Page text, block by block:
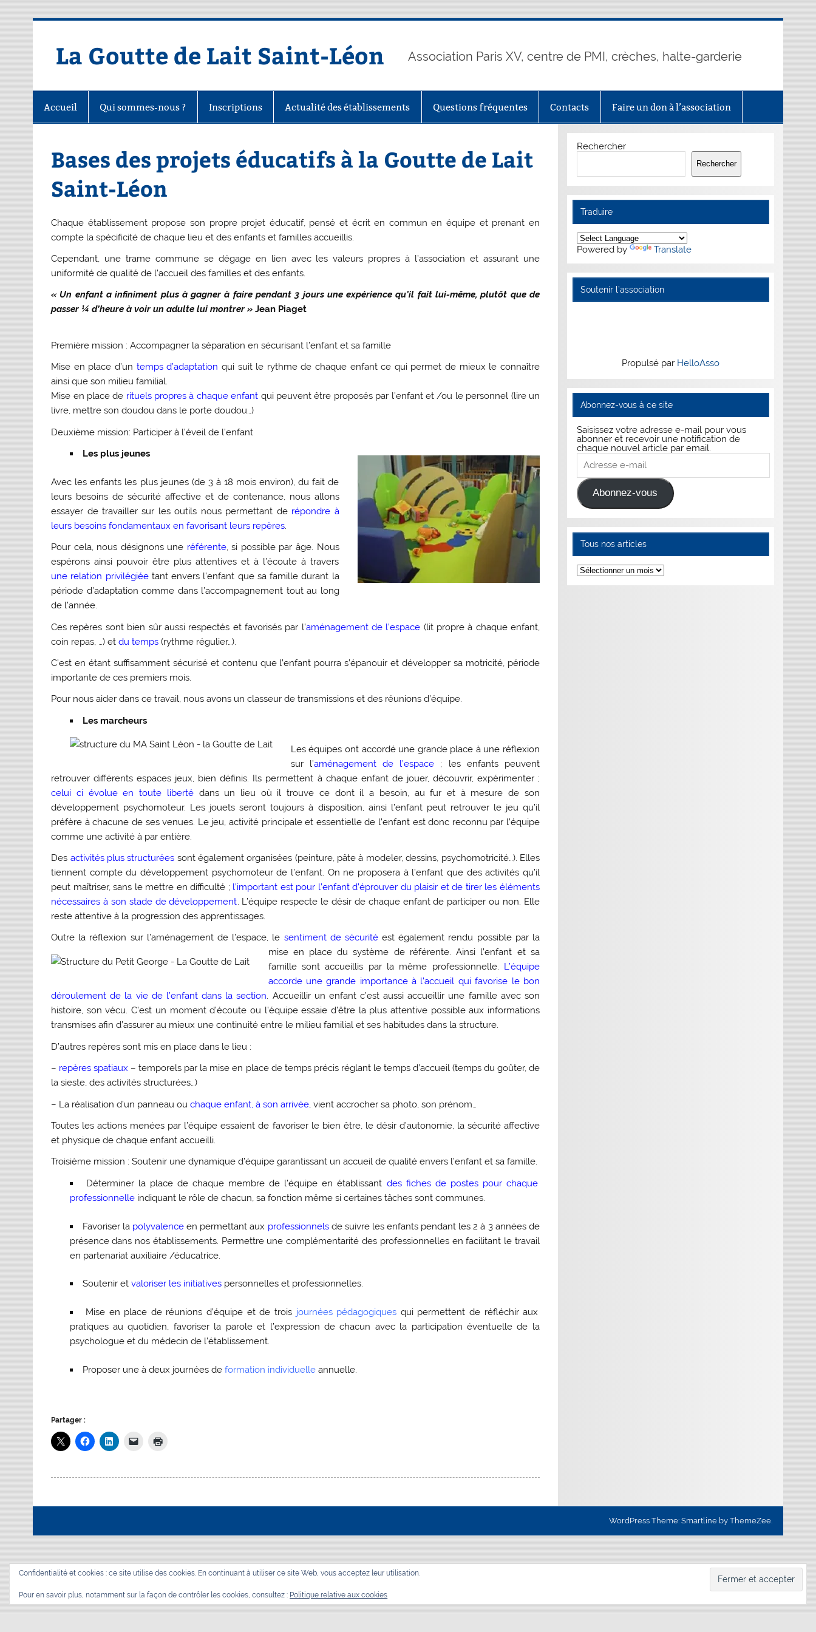
La Goutte de Lait Saint-Léon Association Paris XV, centre de PMI, crèches, halte-garderie
Accueil Qui sommes-nous ? Inscriptions Actualité des établissements Questions fréquentes Contacts Faire un don à l’association
Bases des projets éducatifs à la Goutte de Lait
Saint-Léon
Chaque établissement propose son propre projet éducatif, pensé et écrit en commun en équipe et prenant en
compte la spécificité de chaque lieu et des enfants et familles accueillis.
Cependant, une trame commune se dégage en lien avec les valeurs propres à l’association et assurant une
uniformité de qualité de l’accueil des familles et des enfants.
« Un enfant a infiniment plus à gagner à faire pendant 3 jours une expérience qu’il fait lui-même, plutôt que de
passer ¼ d’heure à voir un adulte lui montrer » Jean Piaget
Première mission :Accompagner la séparation en sécurisant l’enfant et sa famille
Mise en place d’un temps d’adaptation qui suit le rythme de chaque enfant ce qui permet de mieux le connaître
ainsi que son milieu familial.
Mise en place de rituels propres à chaque enfant qui peuvent être proposés par l’enfant et /ou le personnel (lire un
livre, mettre son doudou dans le porte doudou…)
Deuxième mission: Participer à l’éveil de l’enfant
Les plus jeunes
Avec les enfants les plus jeunes (de 3 à 18 mois environ), du fait de
leurs besoins de sécurité affective et de contenance, nous allons
essayer de travailler sur les outils nous permettant de répondre à
leurs besoins fondamentaux en favorisant leurs repères.
Pour cela, nous désignons une référente, si possible par âge. Nous
espérons ainsi pouvoir être plus attentives et à l’écoute à travers
une relation privilégiéetant envers l’enfant que sa famille durant la
période d’adaptation comme dans l’accompagnement tout au long
de l’année.
Ces repères sont bien sûr aussi respectés et favorisés par l’aménagement de l’espace (lit propre à chaque enfant,
coin repas, …) etdu temps (rythme régulier…).
C’est en étant suffisamment sécurisé et contenu que l’enfant pourra s’épanouir et développer sa motricité, période
importante de ces premiers mois.
Pour nous aider dans ce travail, nous avons un classeur de transmissions et des réunions d’équipe.
Les marcheurs
Les équipes ont accordé une grande place à une réflexion
sur l’aménagement de l’espace ; les enfants peuvent
retrouver différents espaces jeux, bien définis. Ils permettent à chaque enfant de jouer, découvrir, expérimenter ;
celui ci évolue en toute libertédans un lieu où il trouve ce dont il a besoin, au fur et à mesure de son
développement psychomoteur. Les jouets seront toujours à disposition, ainsi l’enfant peut retrouver le jeu qu’il
préfère à chacune de ses venues. Le jeu, activité principale et essentielle de l’enfant est donc reconnu par l’équipe
comme une activité à par entière.
Des activités plus structurées sont également organisées (peinture, pâte à modeler, dessins, psychomotricité…). Elles
tiennent compte du développement psychomoteur de l’enfant. On ne proposera à l’enfant que des activités qu’il
peut maîtriser, sans le mettre en difficulté ; l’important est pour l’enfant d’éprouver du plaisir et de tirer les éléments
nécessaires à son stade de développement. L’équipe respecte le désir de chaque enfant de participer ou non. Elle
reste attentive à la progression des apprentissages.
Outre la réflexion sur l’aménagement de l’espace, le sentiment de sécuritéest également rendu possible par la
mise en place du système de référente. Ainsi l’enfant et sa
famille sont accueillis par la même professionnelle.
L’équipe
accorde une grande importance à l’accueil qui favorise le bon
déroulement de la vie de l’enfant dans la section. Accueillir un enfant c’est aussi accueillir une famille avec son
histoire, son vécu. C’est un moment d’écoute ou l’équipe essaie d’être la plus attentive possible aux informations
transmises afin d’assurer au mieux une continuité entre le milieu familial et ses habitudes dans la structure.
D’autres repères sont mis en place dans le lieu :
– repères spatiaux – temporels par la mise en place de temps précis réglant le temps d’accueil (temps du goûter, de
la sieste, des activités structurées…)
– La réalisation d’un panneau ouchaque enfant, à son arrivée , vient accrocher sa photo, son prénom…
Toutes les actions menées par l’équipe essaient de favoriser le bien être, le désir d’autonomie, la sécurité affective
et physique de chaque enfant accueilli.
Troisième mission : Soutenir une dynamique d’équipe garantissant un accueil de qualité envers l’enfant et sa famille.
Déterminer la place de chaque membre de l’équipe en établissant des fiches de postes pour chaque
professionnelleindiquant le rôle de chacun, sa fonction même si certaines tâches sont communes.
Favoriser la polyvalence en permettant aux professionnelsde suivre les enfants pendant les 2 à 3 années de
présence dans nos établissements. Permettre une complémentarité des professionnelles en facilitant le travail
en partenariat auxiliaire /éducatrice.
Soutenir et valoriser les initiativespersonnelles et professionnelles.
Mise en place de réunions d’équipe et de trois journées pédagogiques qui permettent de réfléchir aux
pratiques au quotidien, favoriser la parole et l’expression de chacun avec la participation éventuelle de la
psychologue et du médecin de l’établissement.
Proposer une à deux journées de formation individuelleannuelle.
Partager :
Rechercher
Rechercher
Traduire
Powered by Translate
Soutenir l’association
Propulsé par HelloAsso
Abonnez-vous à ce site
Saisissez votre adresse e-mail pour vous
abonner et recevoir une notification de
chaque nouvel article par email.
Adresse
e-
mail
Abonnez-vous
Tous nos articles
Tous
nos
articles
WordPress Theme: Smartline by ThemeZee.
Confidentialité et cookies : ce site utilise des cookies. En continuant à utiliser ce site Web, vous acceptez leur utilisation.
Pour en savoir plus, notamment sur la façon de contrôler les cookies, consultez : Politique relative aux cookies